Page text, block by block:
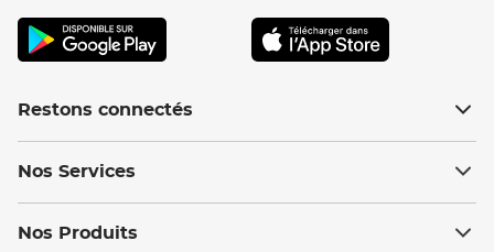
Restons connectés
Nos Services
Nos Produits